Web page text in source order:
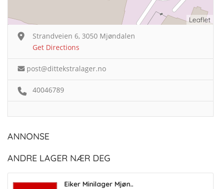
Leaflet
Strandveien 6, 3050 Mjøndalen
Get Directions
post@dittekstralager.no
40046789
ANNONSE
ANDRE LAGER NÆR DEG
Eiker Minilager Mjøn..